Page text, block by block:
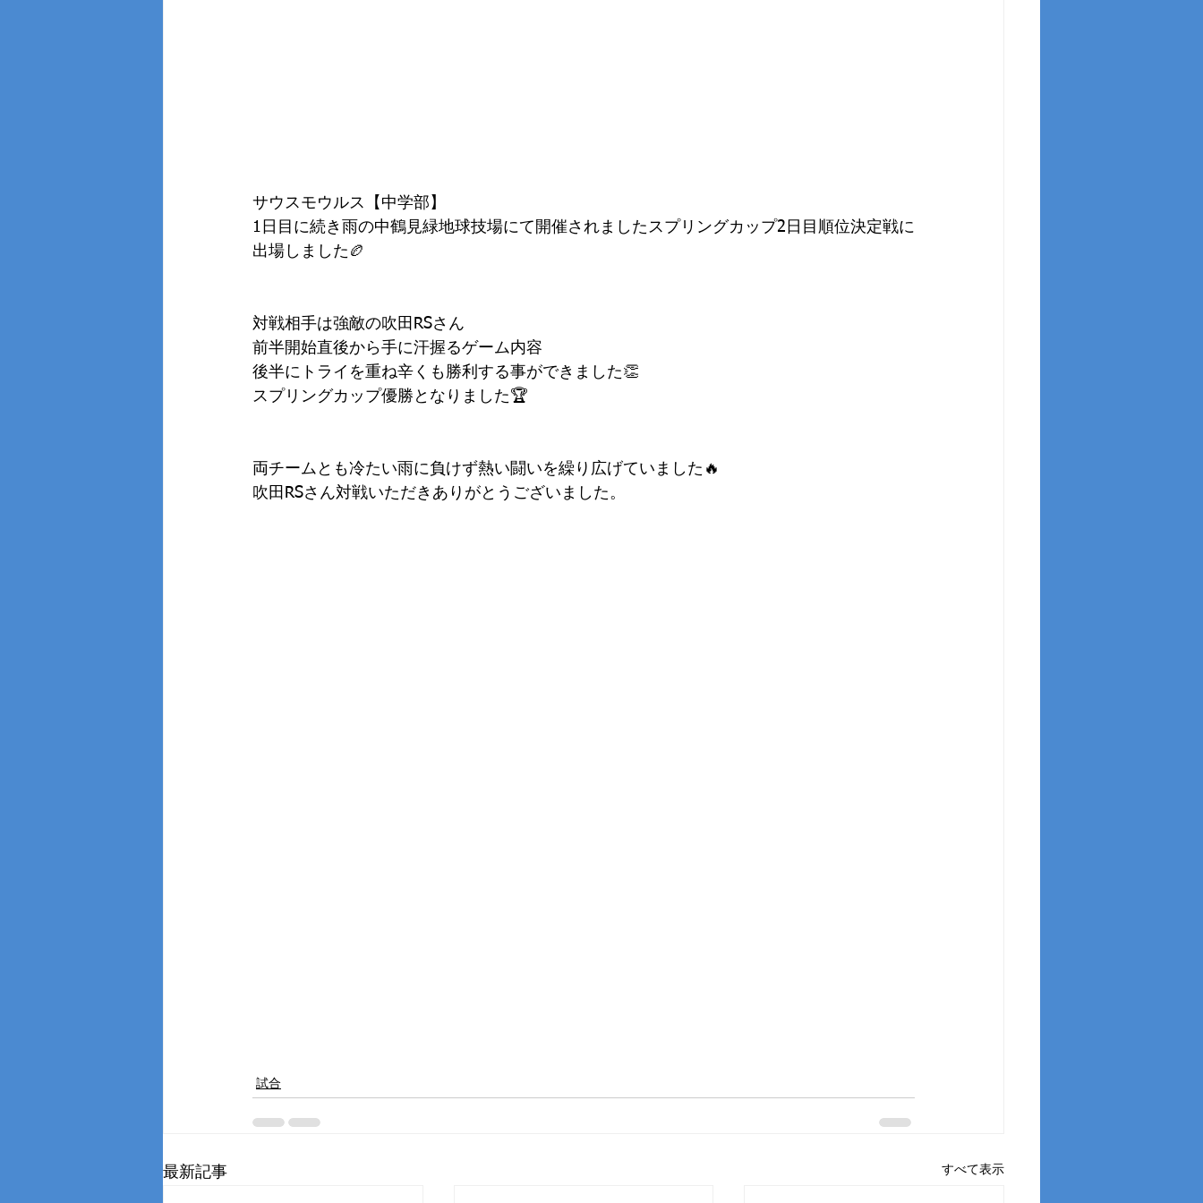
サウスモウルス【中学部】
1日目に続き雨の中鶴見緑地球技場にて開催されましたスプリングカップ2日目順位決定戦に
出場しました🏉
対戦相手は強敵の吹田RSさん
前半開始直後から手に汗握るゲーム内容
後半にトライを重ね辛くも勝利する事ができました👏
スプリングカップ優勝となりました🏆
両チームとも冷たい雨に負けず熱い闘いを繰り広げていました🔥
吹田RSさん対戦いただきありがとうございました。
試合
最新記事 すべて表示